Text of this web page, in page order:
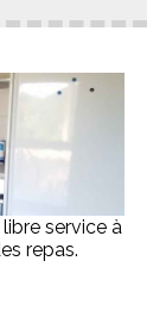
privative.
cabine et
service à
repas.